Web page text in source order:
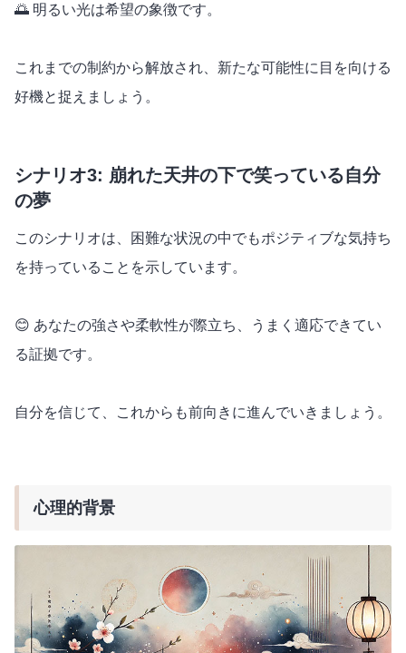
🌅 明るい光は希望の象徴です。
これまでの制約から解放され、新たな可能性に目を向ける
好機と捉えましょう。
シナリオ3: 崩れた天井の下で笑っている自分
の夢
このシナリオは、困難な状況の中でもポジティブな気持ち
を持っていることを示しています。
😊 あなたの強さや柔軟性が際立ち、うまく適応できてい
る証拠です。
自分を信じて、これからも前向きに進んでいきましょう。
心理的背景